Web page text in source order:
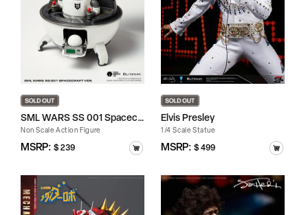
SML WARS SS 001 Spacecraft
Non Scale Action Figure
정
MSRP: $ 239
Elvis Presley
1/4 Scale Statue
정
MSRP: $ 499